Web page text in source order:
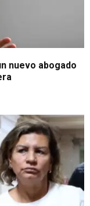
nuevo abogado